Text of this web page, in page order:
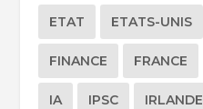
ETAT ETATS-UNIS
FINANCE FRANCE
IA IPSC